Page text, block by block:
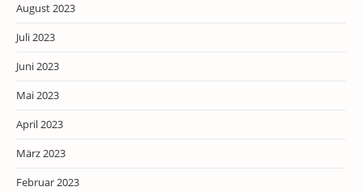
August 2023
Juli 2023
Juni 2023
Mai 2023
April 2023
März 2023
Februar 2023